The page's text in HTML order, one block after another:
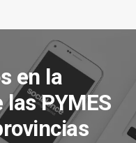
en la
PYMES